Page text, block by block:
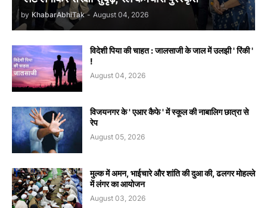
by KhabarAbhiTak - August 04, 2026
विदेशी पिया की चाहत : जालसाजी के जाल में उलझी ' रिंकी '
!
August 04, 2026
विजयनगर के ' एआर कैफे ' में स्कूल की नाबालिग छात्रा से
रेप
August 05, 2026
मुल्क में अमन, भाईचारे और शांति की दुआ की, ढलगर मोहल्ले
में लंगर का आयोजन
August 03, 2026